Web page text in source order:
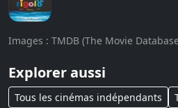
Images : TMDB (The Movie
Explorer aussi
Tous les cinémas indépendants